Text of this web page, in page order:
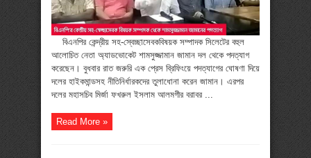
বিএনপির কেন্দ্রীয় সহ-স্বেচ্ছাসেবকবিষয়ক সম্পাদক সিলেটের বহুল
আলোচিত নেতা অ্যাডভোকেট শামসুজ্জামান জামান দল থেকে পদত্যাগ
করেছেন। বুধবার রাত জরুরি এক প্রেস ব্রিফিংয়ে পদত্যাগের ঘোষণা দিয়ে
দলের হাইকমান্ডসহ নীতিনির্ধারকদের তুলাধোনা করেন জামান। এরপর
দলের মহাসচিব মির্জা ফখরুল ইসলাম আলমগীর বরাবর ...
Read More »